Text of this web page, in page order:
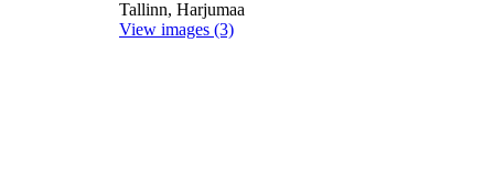
Tallinn, Harjumaa
View images (3)